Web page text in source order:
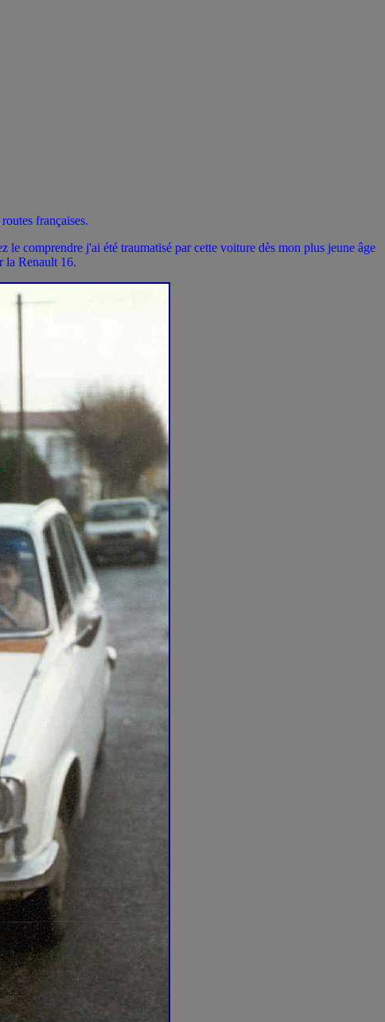
françaises.
comprendre j'ai été traumatisé par cette voiture dès mon plus jeune âge
la Renault 16.